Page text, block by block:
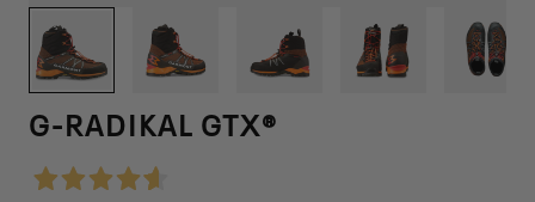
G-RADIKAL GTX®